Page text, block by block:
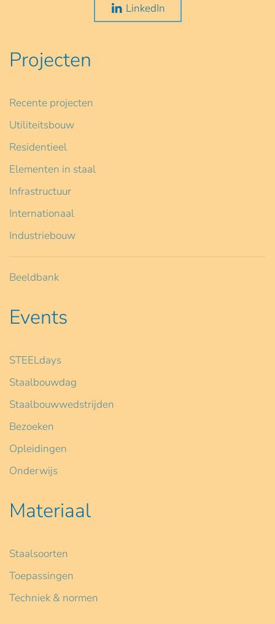
LinkedIn
Projecten
Recente projecten
Utiliteitsbouw
Residentieel
Elementen in staal
Infrastructuur
Internationaal
Industriebouw
Beeldbank
Events
STEELdays
Staalbouwdag
Staalbouwwedstrijden
Bezoeken
Opleidingen
Onderwijs
Materiaal
Staalsoorten
Toepassingen
Techniek & normen